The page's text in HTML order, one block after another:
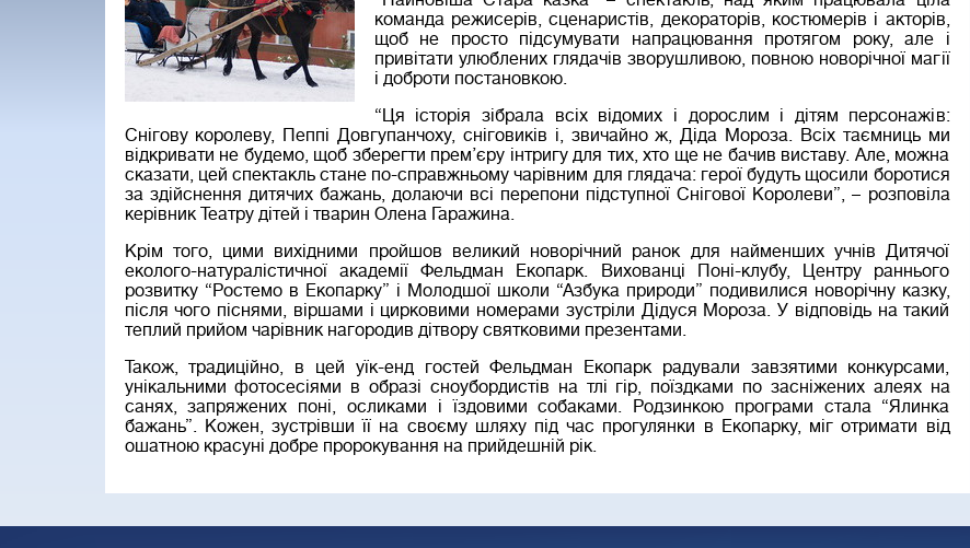
команда режисерів, сценаристів, декораторів, костюмерів і акторів,
щоб не просто підсумувати напрацювання протягом року, але і
привітати улюблених глядачів зворушливою, повною новорічної магії
і доброти постановкою.
“Ця історія зібрала всіх відомих і дорослим і дітям персонажів:
Снігову королеву, Пеппі Довгупанчоху, сніговиків і, звичайно ж, Діда Мороза. Всіх таємниць ми
відкривати не будемо, щоб зберегти прем’єру інтригу для тих, хто ще не бачив виставу. Але, можна
сказати, цей спектакль стане по-справжньому чарівним для глядача: герої будуть щосили боротися
за здійснення дитячих бажань, долаючи всі перепони підступної Снігової Королеви”, – розповіла
керівник Театру дітей і тварин Олена Гаражина.
Крім того, цими вихідними пройшов великий новорічний ранок для найменших учнів Дитячої
еколого-натуралістичної академії Фельдман Екопарк. Вихованці Поні-клубу, Центру раннього
розвитку “Ростемо в Екопарку” і Молодшої школи “Азбука природи” подивилися новорічну казку,
після чого піснями, віршами і цирковими номерами зустріли Дідуся Мороза. У відповідь на такий
теплий прийом чарівник нагородив дітвору святковими презентами.
Також, традиційно, в цей уїк-енд гостей Фельдман Екопарк радували завзятими конкурсами,
унікальними фотосесіями в образі сноубордистів на тлі гір, поїздками по засніжених алеях на
санях, запряжених поні, осликами і їздовими собаками. Родзинкою програми стала “Ялинка
бажань”. Кожен, зустрівши її на своєму шляху під час прогулянки в Екопарку, міг отримати від
ошатною красуні добре пророкування на прийдешній рік.